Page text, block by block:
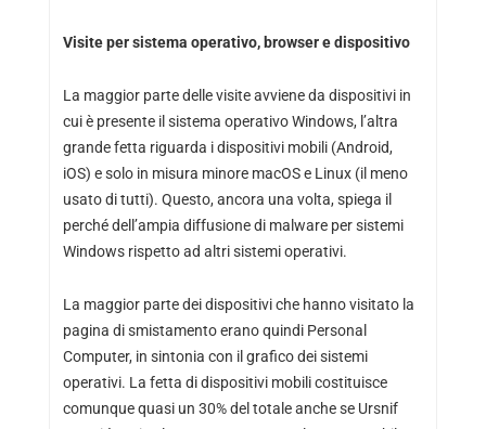
Visite per sistema operativo, browser e dispositivo
La maggior parte delle visite avviene da dispositivi in
cui è presente il sistema operativo Windows, l’altra
grande fetta riguarda i dispositivi mobili (Android,
iOS) e solo in misura minore macOS e Linux (il meno
usato di tutti). Questo, ancora una volta, spiega il
perché dell’ampia diffusione di malware per sistemi
Windows rispetto ad altri sistemi operativi.
La maggior parte dei dispositivi che hanno visitato la
pagina di smistamento erano quindi Personal
Computer, in sintonia con il grafico dei sistemi
operativi. La fetta di dispositivi mobili costituisce
comunque quasi un 30% del totale anche se Ursnif